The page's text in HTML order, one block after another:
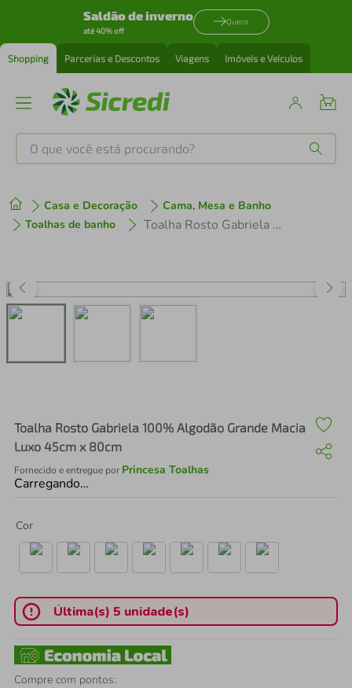
Saldão de inverno
até 40% off
Quero
Shopping Parcerias e Descontos Viagens Imóveis e Veículos
O que você está procurando?
Casa e Decoração
Cama, Mesa e Banho
Toalhas de banho
Toalha Rosto Gabriela 100% Algodão Grande Macia Luxo 45cm x 80cm
Toalha Rosto Gabriela 100% Algodão Grande Macia
Luxo 45cm x 80cm
Fornecido e entregue por Princesa Toalhas
Carregando…
Cor
Última(s) 5 unidade(s)
Compre com pontos:
1º tenis
3º perfume